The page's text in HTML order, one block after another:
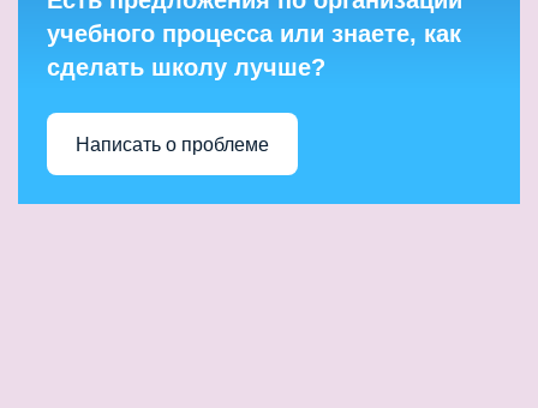
учебного процесса или знаете, как
сделать школу лучше?
Написать о проблеме